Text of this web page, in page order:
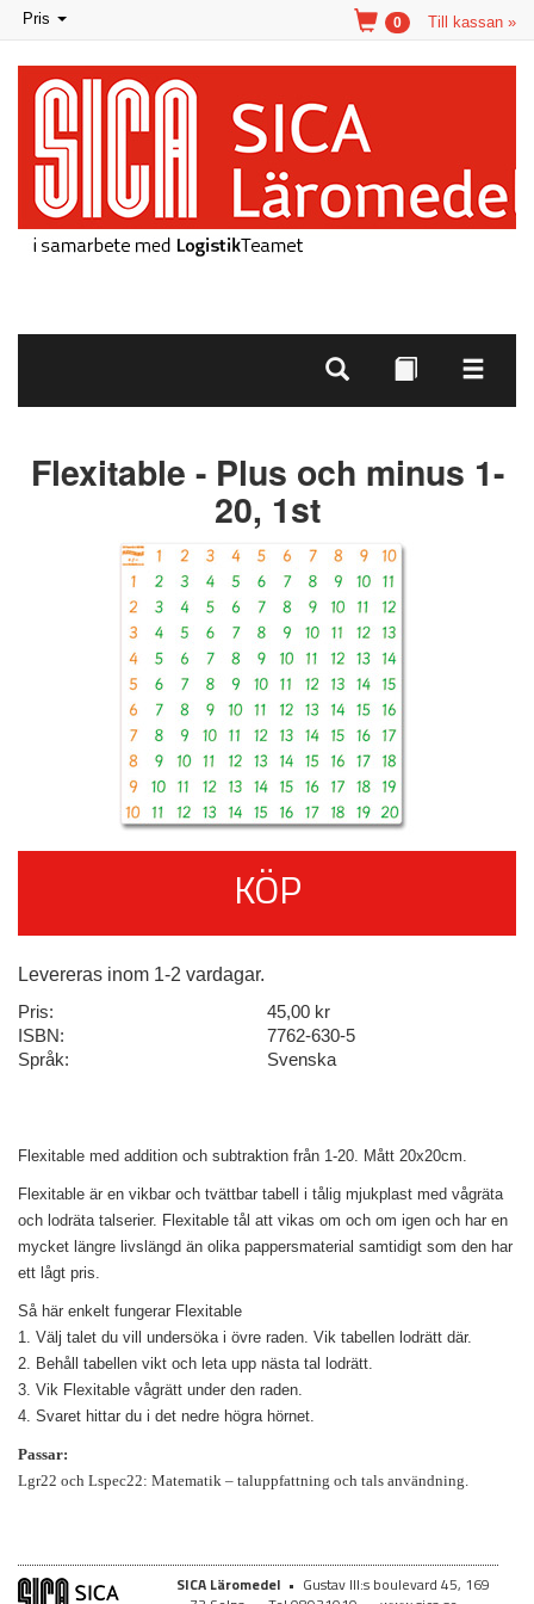
Toggle
navigation
Pris Till kassan »
0
Flexitable - Plus och minus 1-
20, 1st
KÖP
Levereras inom 1-2 vardagar.
Pris:
45,00 kr
ISBN:
7762-630-5
Språk:
Svenska
Flexitable med addition och subtraktion från 1-20. Mått 20x20cm.
Flexitable är en vikbar och tvättbar tabell i tålig mjukplast med vågräta
och lodräta talserier. Flexitable tål att vikas om och om igen och har en
mycket längre livslängd än olika pappersmaterial samtidigt som den har
ett lågt pris.
Så här enkelt fungerar Flexitable
1. Välj talet du vill undersöka i övre raden. Vik tabellen lodrätt där.
2. Behåll tabellen vikt och leta upp nästa tal lodrätt.
3. Vik Flexitable vågrätt under den raden.
4. Svaret hittar du i det nedre högra hörnet.
Passar:
Lgr22 och Lspec22: Matematik – taluppfattning och tals användning.
SICA Läromedel • Gustav III:s boulevard 45, 169